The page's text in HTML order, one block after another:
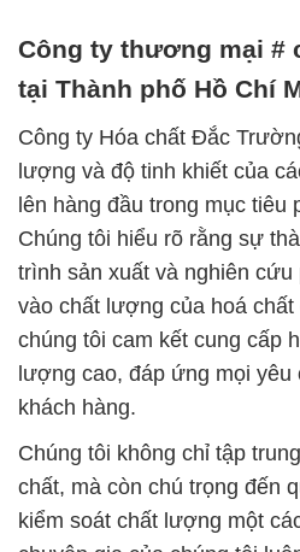
Công ty thương mại #
tại Thành phố Hồ Chí
Công ty Hóa chất Đắc
lượng và độ tinh khiết của
lên hàng đầu trong mục tiêu
Chúng tôi hiểu rõ rằng sự
trình sản xuất và nghiên cứu
vào chất lượng của hoá
chúng tôi cam kết cung cấp
lượng cao, đáp ứng mọi yêu
khách hàng.
Chúng tôi không chỉ tập
chất, mà còn chú trọng đến
kiểm soát chất lượng một